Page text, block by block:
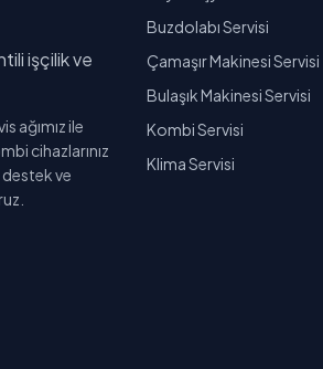
işçilik ve
ağımız ile
cihazlarınız
ve
Buzdolabı Servisi
Çamaşır Makinesi Servisi
Bulaşık Makinesi Servisi
Kombi Servisi
Klima Servisi